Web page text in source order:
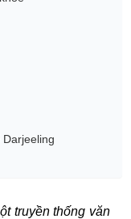
truyền thống văn